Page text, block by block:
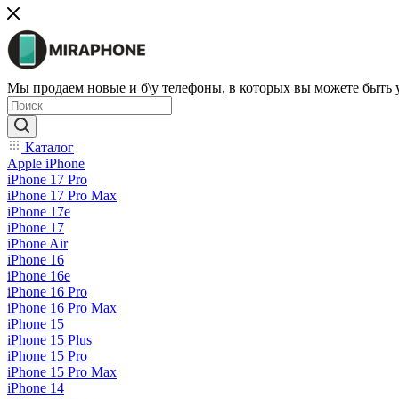
Мы продаем новые и б\у телефоны, в которых вы можете быть
Каталог
Apple iPhone
iPhone 17 Pro
iPhone 17 Pro Max
iPhone 17e
iPhone 17
iPhone Air
iPhone 16
iPhone 16e
iPhone 16 Pro
iPhone 16 Pro Max
iPhone 15
iPhone 15 Plus
iPhone 15 Pro
iPhone 15 Pro Max
iPhone 14